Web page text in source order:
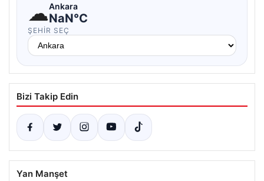
☁Ankara
NaN°C
ŞEHIR SEÇ
Bizi Takip Edin
Yan Manşet